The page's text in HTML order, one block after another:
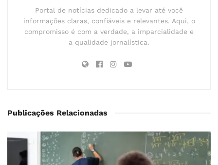
Portal de notícias dedicado a levar até você
informações claras, confiáveis e relevantes. Aqui, o
compromisso é com a verdade, a imparcialidade e
a qualidade jornalística.
Publicações Relacionadas